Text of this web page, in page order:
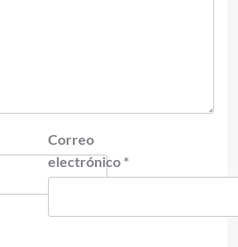
Correo
electrónico *